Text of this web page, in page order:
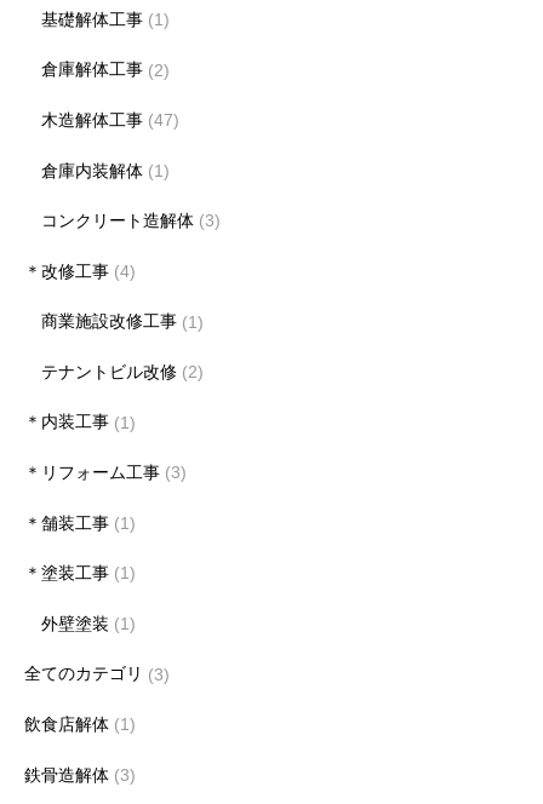
基礎解体工事 (1)
倉庫解体工事 (2)
木造解体工事 (47)
倉庫内装解体 (1)
コンクリート造解体 (3)
＊改修工事 (4)
商業施設改修工事 (1)
テナントビル改修 (2)
＊内装工事 (1)
＊リフォーム工事 (3)
＊舗装工事 (1)
＊塗装工事 (1)
外壁塗装 (1)
全てのカテゴリ (3)
飲食店解体 (1)
鉄骨造解体 (3)